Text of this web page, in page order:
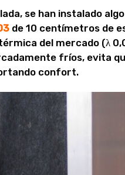
se han instalado
de 10 centímetros de
del mercado (λ
fríos, evita
confort.